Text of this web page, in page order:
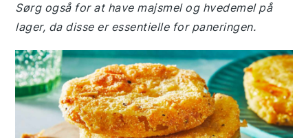
Sørg også for at have majsmel og hvedemel på
lager, da disse er essentielle for paneringen.